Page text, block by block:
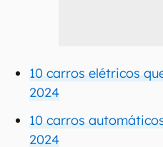
10 carros elétricos
2024
10 carros
2024